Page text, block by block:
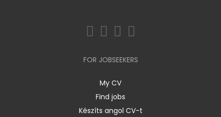
FOR JOBSEEKERS
My CV
Find jobs
Készíts angol CV-t